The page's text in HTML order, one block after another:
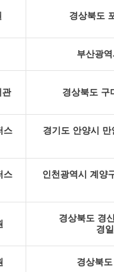
경상북도
부산광
관 경상북도 구
스
경기도 안양시
스
인천광역시 계양
경상북도 경
경
경상북